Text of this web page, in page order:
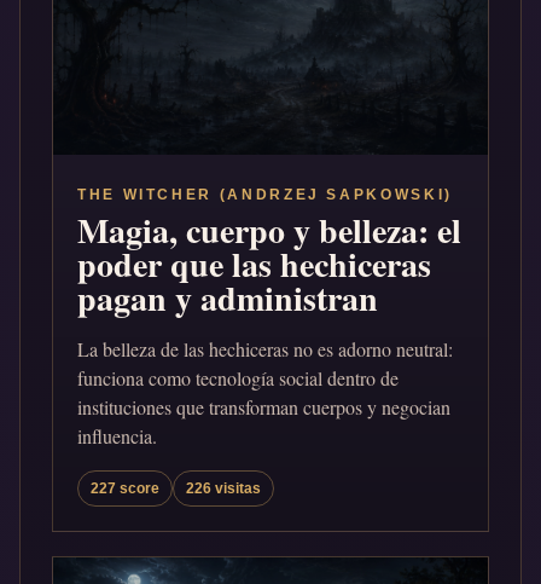
THE WITCHER (ANDRZEJ SAPKOWSKI)
Magia, cuerpo y belleza: el
poder que las hechiceras
pagan y administran
La belleza de las hechiceras no es adorno neutral:
funciona como tecnología social dentro de
instituciones que transforman cuerpos y negocian
influencia.
227 score 226 visitas